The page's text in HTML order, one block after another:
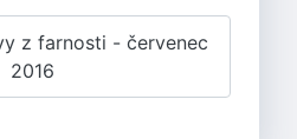
z farnosti - červenec
2016